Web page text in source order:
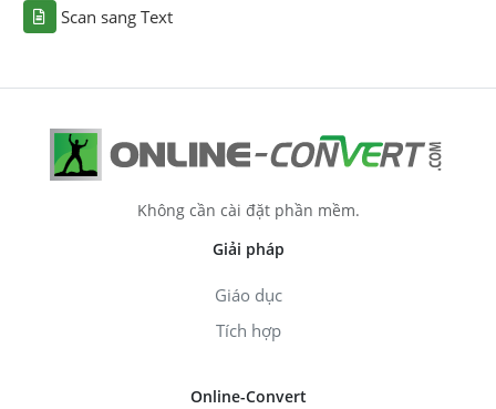
Scan sang Text
Không cần cài đặt phần mềm.
Giải pháp
Giáo dục
Tích hợp
Online-Convert